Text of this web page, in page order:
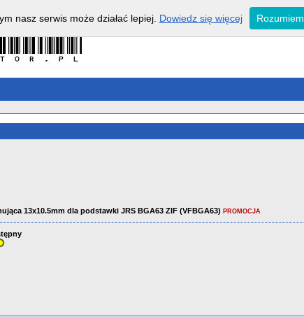
13x10.5mm dla podstawki JRS BGA63 ZIF (VFBGA63) PROMOCJA
nasz serwis może działać lepiej. Dowiedz się więcej Rozumiem